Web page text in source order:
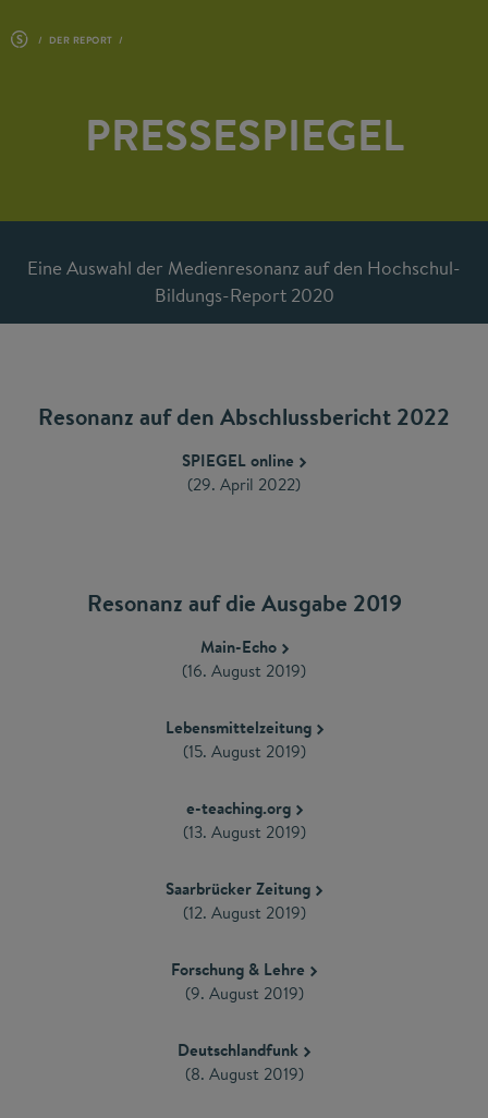
DER REPORT
PRESSESPIEGEL
Eine Auswahl der Medienresonanz auf den Hochschul-
Bildungs-Report 2020
Resonanz auf den Abschlussbericht 2022
SPIEGEL online
(29. April 2022)
Resonanz auf die Ausgabe 2019
Main-Echo
(16. August 2019)
Lebensmittelzeitung
(15. August 2019)
e-teaching.org
(13. August 2019)
Saarbrücker Zeitung
(12. August 2019)
Forschung & Lehre
(9. August 2019)
Deutschlandfunk
(8. August 2019)